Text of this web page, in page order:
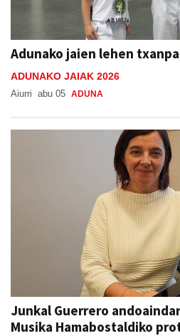
Adunako jaien lehen
ADUNAKO JAIAK 2026
Aiurri abu 05 ADUNA
Junkal Guerrero
Musika Hamabostaldiko